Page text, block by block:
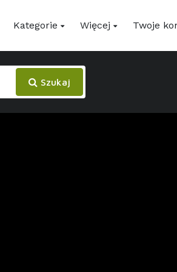
Kategorie Więcej Twoje
Szukaj